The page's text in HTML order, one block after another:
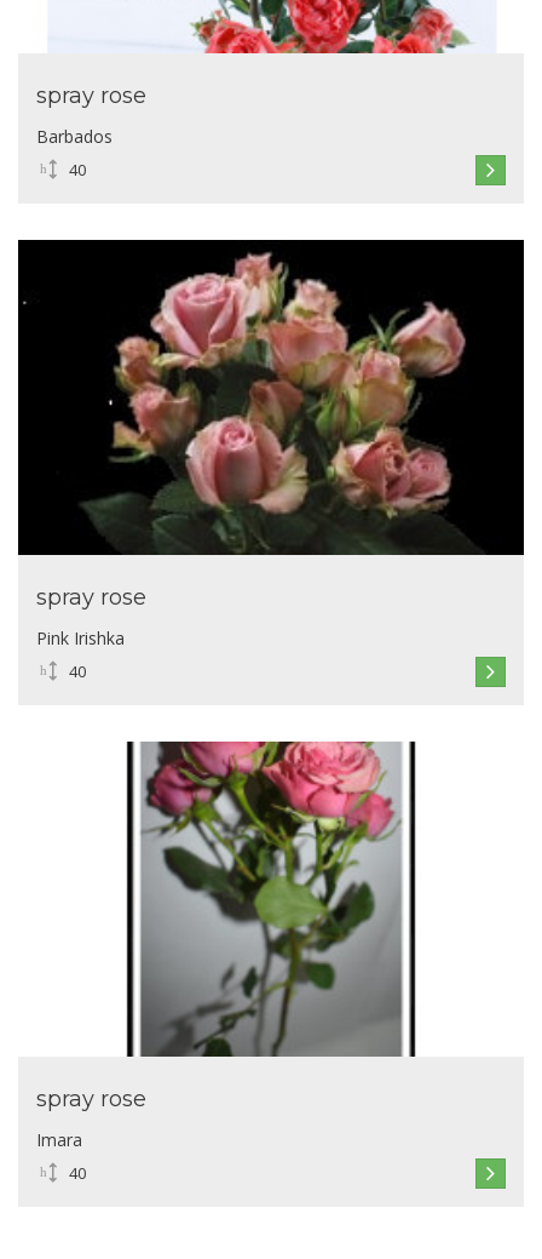
spray rose
Barbados
40
spray rose
Pink Irishka
40
spray rose
Imara
40